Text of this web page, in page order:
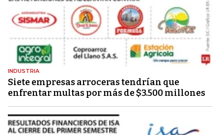
INDUSTRIA
Siete empresas arroceras tendrían que
enfrentar multas por más de $3.500 millones